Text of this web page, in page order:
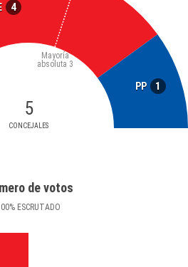
4
PP 1
5
CONCEJALES
Mayoría
absoluta 3
de votos
% ESCRUTADO